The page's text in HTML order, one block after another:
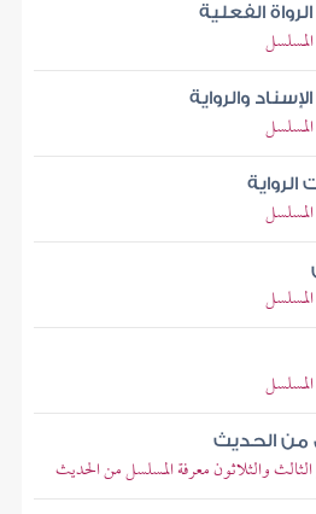
الفعلية
والرواية
الحديث
والثلاثون معرفة المسلسل من الحديث